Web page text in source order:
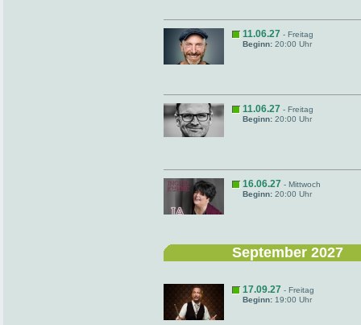
11.06.27 - Freitag
Beginn: 20:00 Uhr
11.06.27 - Freitag
Beginn: 20:00 Uhr
16.06.27 - Mittwoch
Beginn: 20:00 Uhr
September 2027
17.09.27 - Freitag
Beginn: 19:00 Uhr